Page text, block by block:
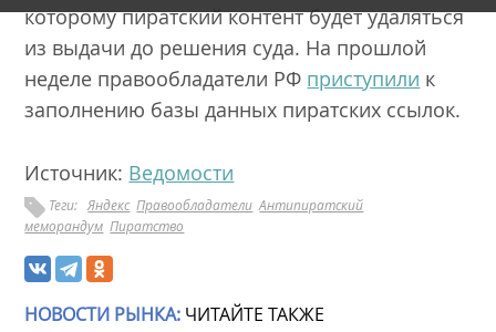
которому пиратский контент будет удаляться
из выдачи до решения суда. На прошлой
неделе правообладатели РФ приступили к
заполнению базы данных пиратских ссылок.
Источник: Ведомости
Теги: Яндекс Правообладатели Антипиратский
меморандум Пиратство
НОВОСТИ РЫНКА: ЧИТАЙТЕ ТАКЖЕ